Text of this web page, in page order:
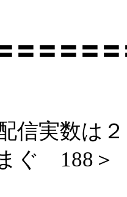
〓〓〓〓
信実数は
188＞